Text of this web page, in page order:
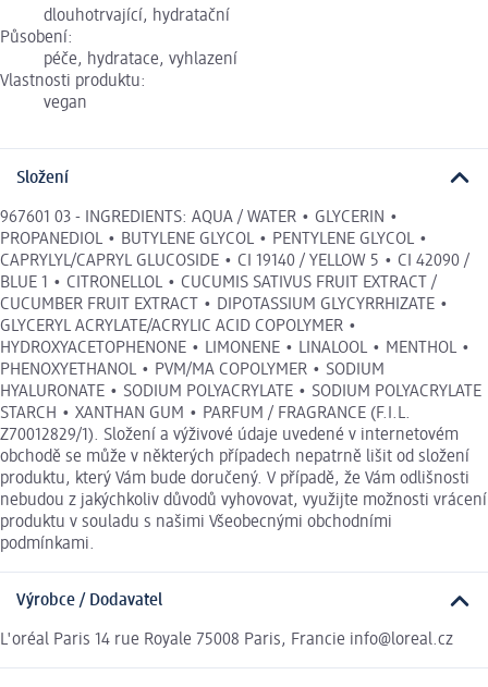
dlouhotrvající, hydratační
Působení:
péče, hydratace, vyhlazení
Vlastnosti produktu:
vegan
Složení
967601 03 - INGREDIENTS: AQUA / WATER • GLYCERIN •
PROPANEDIOL • BUTYLENE GLYCOL • PENTYLENE GLYCOL •
CAPRYLYL/CAPRYL GLUCOSIDE • CI 19140 / YELLOW 5 • CI 42090 /
BLUE 1 • CITRONELLOL • CUCUMIS SATIVUS FRUIT EXTRACT /
CUCUMBER FRUIT EXTRACT • DIPOTASSIUM GLYCYRRHIZATE •
GLYCERYL ACRYLATE/ACRYLIC ACID COPOLYMER •
HYDROXYACETOPHENONE • LIMONENE • LINALOOL • MENTHOL •
PHENOXYETHANOL • PVM/MA COPOLYMER • SODIUM
HYALURONATE • SODIUM POLYACRYLATE • SODIUM POLYACRYLATE
STARCH • XANTHAN GUM • PARFUM / FRAGRANCE (F.I.L.
Z70012829/1). Složení a výživové údaje uvedené v internetovém
obchodě se může v některých případech nepatrně lišit od složení
produktu, který Vám bude doručený. V případě, že Vám odlišnosti
nebudou z jakýchkoliv důvodů vyhovovat, využijte možnosti vrácení
produktu v souladu s našimi Všeobecnými obchodními
podmínkami.
Výrobce / Dodavatel
L'oréal Paris 14 rue Royale 75008 Paris, Francie info@loreal.cz